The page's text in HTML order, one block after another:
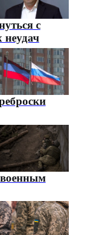
с
неудач